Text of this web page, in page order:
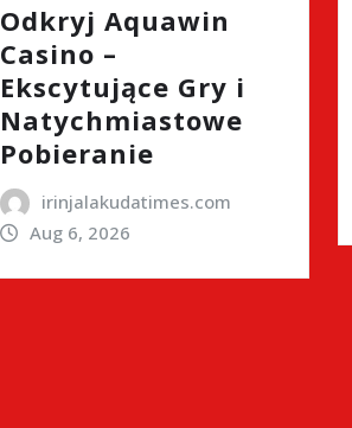
Odkryj Aquawin
Casino –
Ekscytujące Gry i
Natychmiastowe
Pobieranie
irinjalakudatimes.com
Aug 6, 2026